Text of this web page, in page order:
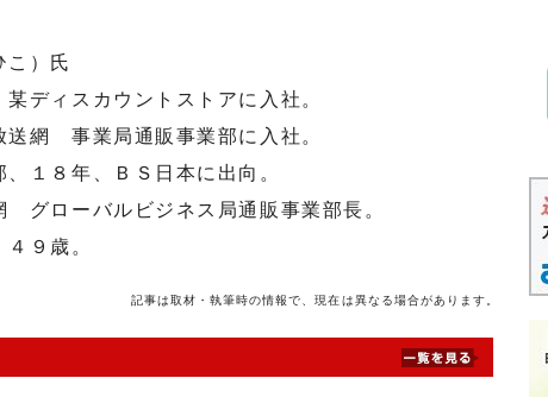
）氏
ディスカウントストアに入社。
網 事業局通販事業部に入社。
１８年、ＢＳ日本に出向。
グローバルビジネス局通販事業部長。
９歳。
記事は取材・執筆時の情報で、現在は異なる場合があります。